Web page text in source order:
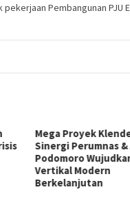
Pembangunan
Dari Ambang Putus
ke Gerbang
Inspiratif Anna di
Rakyat